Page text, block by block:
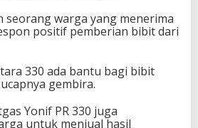
seorang warga yang menerima
positif pemberian bibit dari
330 ada bantu bagi bibit
gembira.
Yonif PR 330 juga
untuk menjual hasil